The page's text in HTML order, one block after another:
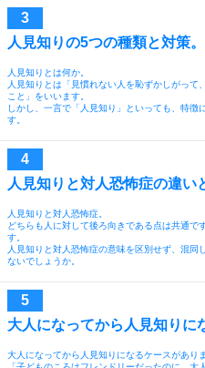
人見知りの5つの種類と対策。
人見知りとは何か。
人見知りとは「見慣れない人を恥ずかしがって
こと」をいいます。
しかし、一言で「人見知り」といっても、特徴
す。
人見知りと対人恐怖症の違い
人見知りと対人恐怖症。
どちらも人に対して後ろ向きである点は共通で
す。
人見知りと対人恐怖症の意味を区別せず、混同
ないでしょうか。
大人になってから人見知りに
大人になってから人見知りになるケースがありま